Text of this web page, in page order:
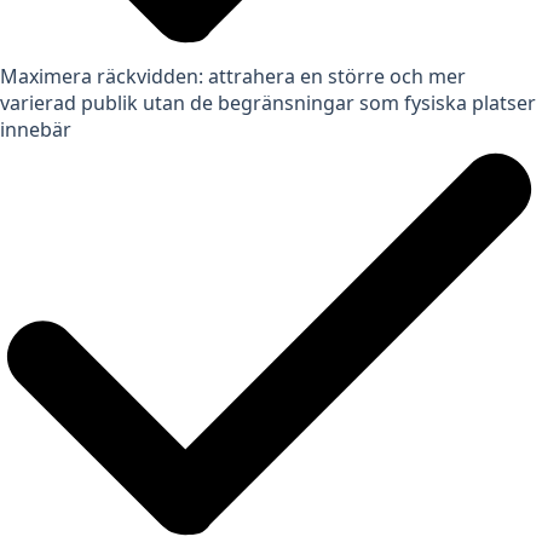
Maximera räckvidden: attrahera en större och mer
varierad publik utan de begränsningar som fysiska platser
innebär